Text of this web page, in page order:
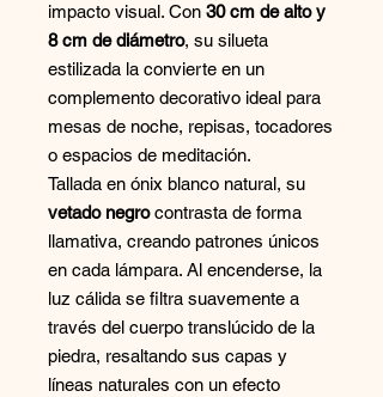
impacto visual. Con 30 cm de alto y
8 cm de diámetro, su silueta
estilizada la convierte en un
complemento decorativo ideal para
mesas de noche, repisas, tocadores
o espacios de meditación.
Tallada en ónix blanco natural, su
vetado negrocontrasta de forma
llamativa, creando patrones únicos
en cada lámpara. Al encenderse, la
luz cálida se filtra suavemente a
través del cuerpo translúcido de la
piedra, resaltando sus capas y
líneas naturales con un efecto